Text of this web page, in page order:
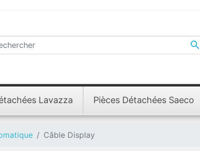

Lavazza Pièces Détachées Saeco
Câble Display